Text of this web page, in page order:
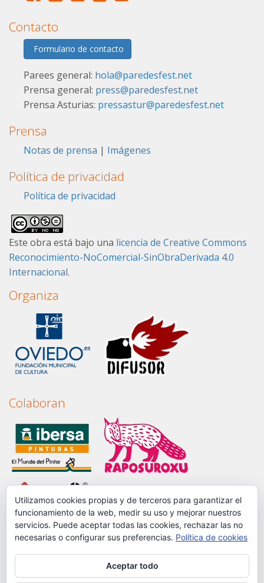
Contacto
Formulario de contacto
Parees general: hola@paredesfest.net
Prensa general: press@paredesfest.net
Prensa Asturias: pressastur@paredesfest.net
Prensa
Notas de prensa | Imágenes
Política de privacidad
Política de privacidad
Este obra está bajo una licencia de Creative Commons
Reconocimiento-NoComercial-SinObraDerivada 4.0
Internacional.
Organiza
Colaboran
Utilizamos cookies propias y de terceros para garantizar el
funcionamiento de la web, medir su uso y mejorar nuestros
servicios. Puede aceptar todas las cookies, rechazar las no
necesarias o configurar sus preferencias. Política de cookies
Aceptar todo